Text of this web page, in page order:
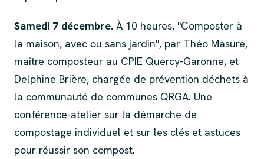
Samedi 7 décembre. À 10 heures, "Composter à
la maison, avec ou sans jardin", par Théo Masure,
maître composteur au CPIE Quercy-Garonne, et
Delphine Brière, chargée de prévention déchets à
la communauté de communes QRGA. Une
conférence-atelier sur la démarche de
compostage individuel et sur les clés et astuces
pour réussir son compost.